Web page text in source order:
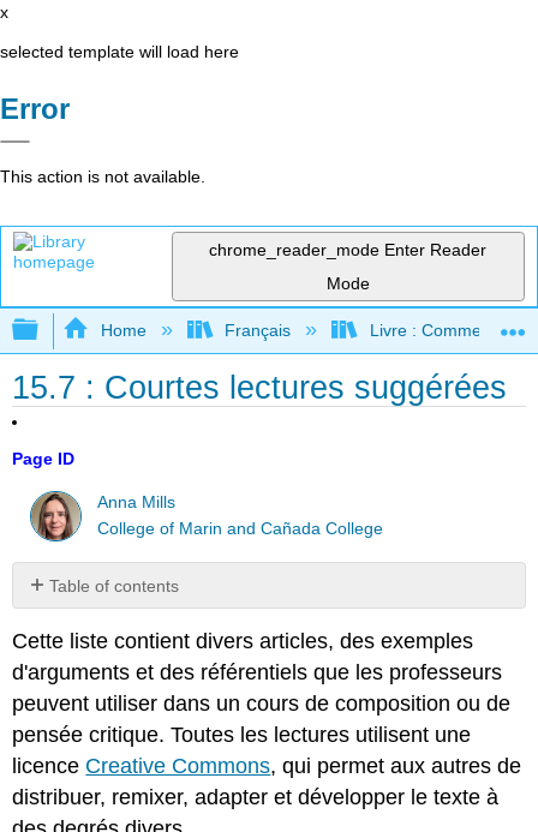
x
selected template will load here
Error
This action is not available.
chrome_reader_mode Enter Reader
Mode
Expand/collapse global hierarchy
Home Français Livre : Comment
15.7 : Courtes lectures suggérées
Page ID
Anna Mills
College of Marin and Cañada College
Table of contents
par
thème
Genre
identité
Superhéros
et
cinéma
Cette liste contient divers articles, des exemples
d'arguments et des référentiels que les professeurs
peuvent utiliser dans un cours de composition ou de
pensée critique. Toutes les lectures utilisent une
licence Creative Commons, qui permet aux autres de
distribuer, remixer, adapter et développer le texte à